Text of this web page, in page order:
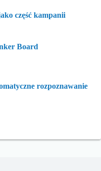
część kampanii
Board
rozpoznawanie